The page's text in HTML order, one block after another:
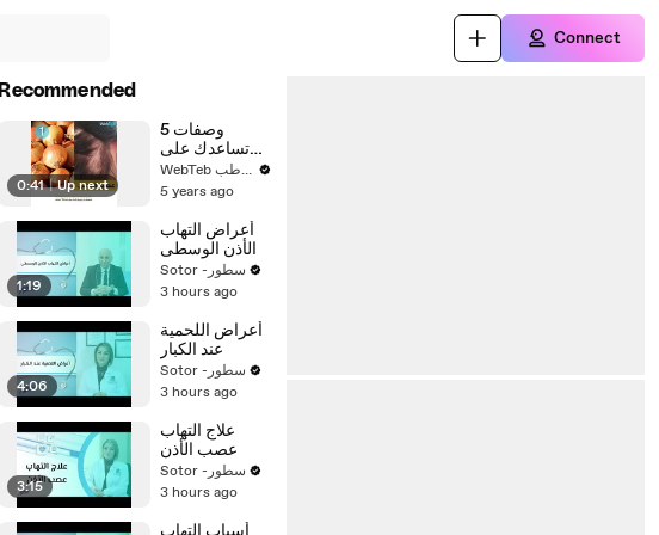
Connect
Recommended
0:41 | Up next
5 وصفات
تساعدك على
التخلص من
الثعلبة وتساقط
WebTeb ويب طب
5 years ago
1:19
أعراض التهاب
الأذن الوسطى
Sotor -سطور
3 hours ago
4:06
أعراض اللحمية
عند الكبار
Sotor -سطور
3 hours ago
3:15
علاج التهاب
عصب الأذن
Sotor -سطور
3 hours ago